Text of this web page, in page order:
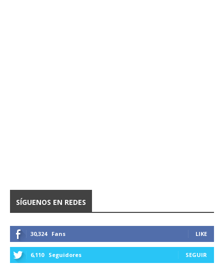
SÍGUENOS EN REDES
30,324 Fans LIKE
6,110 Seguidores SEGUIR